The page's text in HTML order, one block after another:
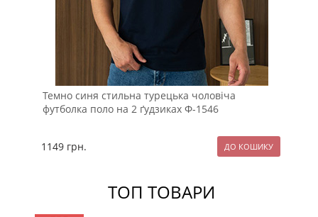
Темно синя стильна турецька чоловіча
футболка поло на 2 ґудзиках Ф-1546
1149 грн.
ТОП ТОВАРИ